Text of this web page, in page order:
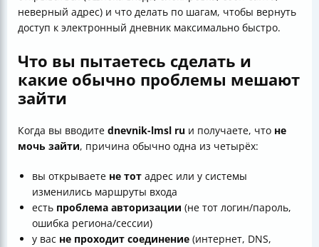
как при авторизации
Если причина на стороне сервиса: как понять, что
это не вы
образовательном процессе
Мини-памятка: что сделать в первые 10 минут
Когда пора обращаться в поддержку и что
Важная мысль напоследок
неверный адрес) и что делать по шагам, чтобы вернуть
доступ к электронный дневник максимально быстро.
Что вы пытаетесь сделать и
какие обычно проблемы мешают
зайти
Когда вы вводите dnevnik-lmsl ru и получаете, что не
мочь зайти, причина обычно одна из четырёх:
вы открываете не тот адрес или у системы
изменились маршруты входа
есть проблема авторизации (не тот логин/пароль,
ошибка региона/сессии)
у вас не проходит соединение (интернет, DNS,